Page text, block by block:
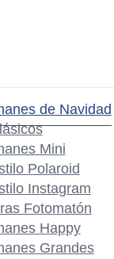
de Navidad
Mini
Polaroid
Instagram
Fotomatón
Happy
Grandes